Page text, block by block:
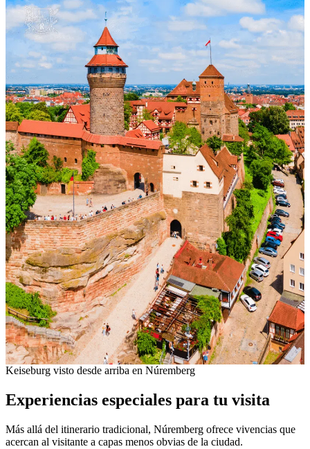
Keiseburg visto desde arriba en Núremberg
Experiencias especiales para tu visita
Más allá del itinerario tradicional, Núremberg ofrece vivencias que
acercan al visitante a capas menos obvias de la ciudad.